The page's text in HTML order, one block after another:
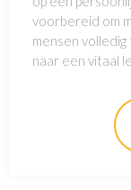
voorbereid om
mensen
naar een vitaal